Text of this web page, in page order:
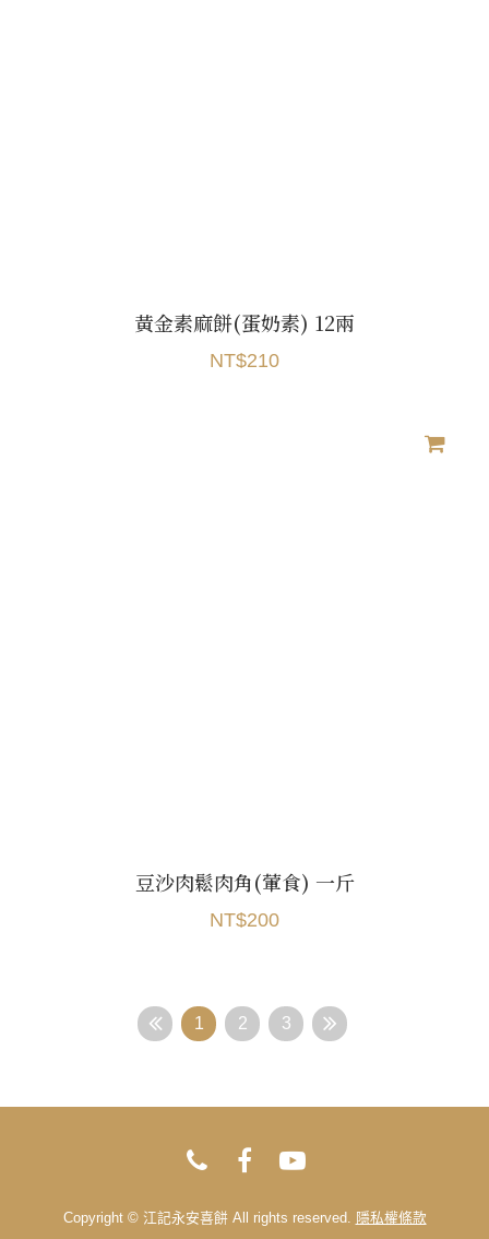
黃金素麻餅(蛋奶素) 12兩
NT$210
豆沙肉鬆肉角(葷食) 一斤
NT$200
1 2 3
Copyright © 江記永安喜餅 All rights reserved. 隱私權條款